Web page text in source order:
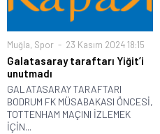
Muğla, Spor 23 Kasım 2024 18:15
Galatasaray taraftarı Yiğit’i
unutmadı
GALATASARAY TARAFTARI
BODRUM FK MÜSABAKASI ÖNCESİ,
TOTTENHAM MAÇINI İZLEMEK
İÇİN...